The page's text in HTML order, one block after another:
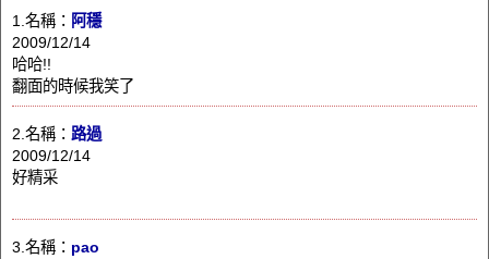
1.名稱： 阿穩
2009/12/14
哈哈!!
翻面的時候我笑了
2.名稱： 路過
2009/12/14
好精采
3.名稱： pao